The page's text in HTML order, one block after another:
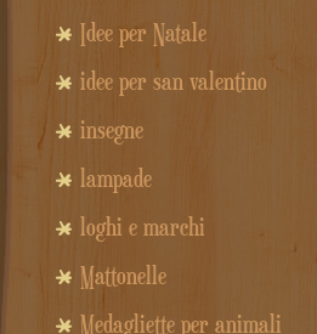
Idee per Natale
idee per san valentino
insegne
lampade
loghi e marchi
Mattonelle
Medagliette per animali